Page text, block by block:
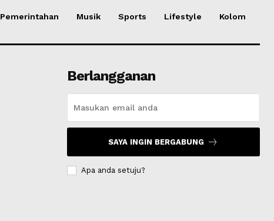
Pemerintahan Musik Sports Lifestyle Kolom
Berlangganan
SAYA INGIN BERGABUNG
Apa anda setuju?